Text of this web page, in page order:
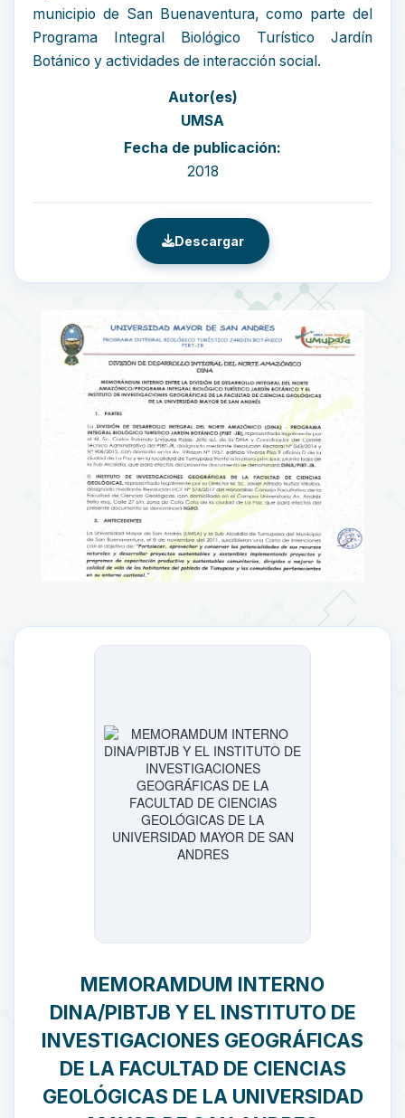
municipio de San Buenaventura, como parte del
Programa Integral Biológico Turístico Jardín
Botánico y actividades de interacción social.
Autor(es)
UMSA
Fecha de publicación:
2018
Descargar
MEMORAMDUM INTERNO
DINA/PIBTJB Y EL INSTITUTO DE
INVESTIGACIONES GEOGRÁFICAS
DE LA FACULTAD DE CIENCIAS
GEOLÓGICAS DE LA UNIVERSIDAD